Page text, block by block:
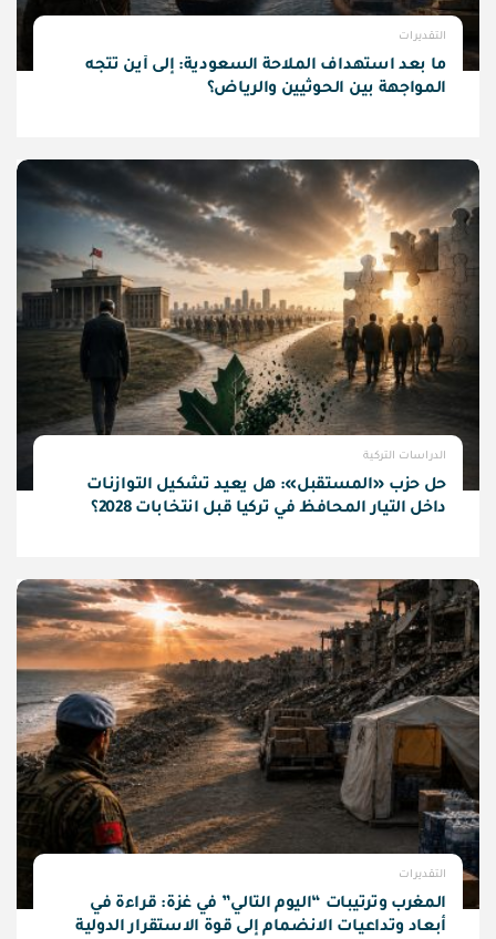
التقديرات
ما بعد استهداف الملاحة السعودية: إلى أين تتجه
المواجهة بين الحوثيين والرياض؟
الدراسات التركية
حل حزب «المستقبل»: هل يعيد تشكيل التوازنات
داخل التيار المحافظ في تركيا قبل انتخابات 2028؟
التقديرات
المغرب وترتيبات “اليوم التالي” في غزة: قراءة في
أبعاد وتداعيات الانضمام إلى قوة الاستقرار الدولية